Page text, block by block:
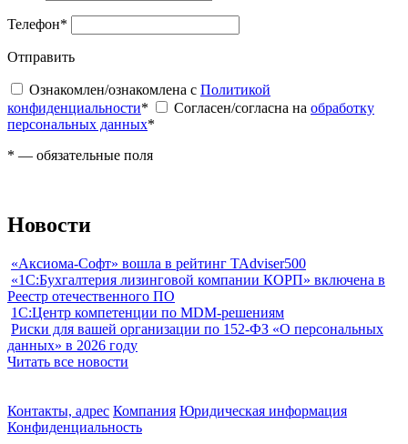
Телефон*
Отправить
Ознакомлен/ознакомлена с Политикой
конфиденциальности* Согласен/согласна на обработку
персональных данных*
* — обязательные поля
Новости
«Аксиома-Софт» вошла в рейтинг TAdviser500
«1С:Бухгалтерия лизинговой компании КОРП» включена в
Реестр отечественного ПО
1С:Центр компетенции по MDM-решениям
Риски для вашей организации по 152-ФЗ «О персональных
данных» в 2026 году
Читать все новости
Контакты, адрес Компания Юридическая информация
Конфиденциальность